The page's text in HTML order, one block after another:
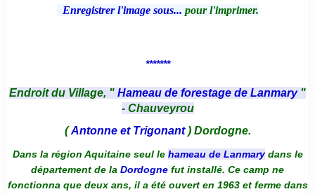
Enregistrer l'image sous... pour l'imprimer.
*******
Endroit du Village, " Hameau de forestage de Lanmary "
- Chauveyrou
(Antonne et Trigonant) Dordogne.
Dans la région Aquitaine seul le hameau de Lanmarydans le
département de la Dordogne fut installé. Ce camp ne
fonctionna que deux ans, il a été ouvert en 1963 et ferme dans